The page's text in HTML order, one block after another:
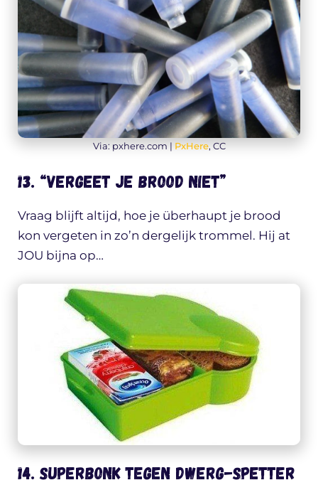
Via: pxhere.com | PxHere, CC
13. “Vergeet je brood niet”
Vraag blijft altijd, hoe je überhaupt je brood
kon vergeten in zo’n dergelijk trommel. Hij at
JOU bijna op…
14. Superbonk tegen dwerg-spetter